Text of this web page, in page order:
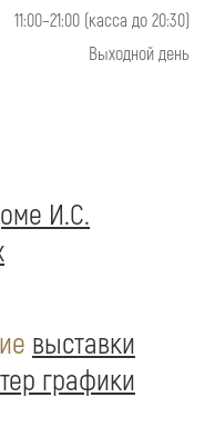
11:00–21:00 (касса до 20:30)
Выходной день
И.С.
выставки
графики